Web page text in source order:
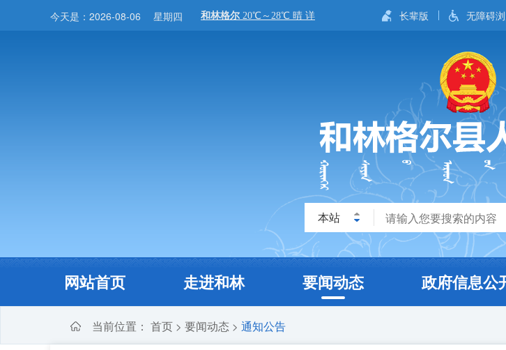
今天是： 2026-08-06 星期四 长辈版 无障碍
本站
网站首页 走进和林 要闻动态 政府信息公
当前位置： 首页 > 要闻动态 > 通知公告